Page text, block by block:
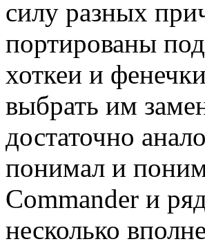
силу разных
портированы
хоткеи и
выбрать им
достаточно
понимал и
Commander и
несколько